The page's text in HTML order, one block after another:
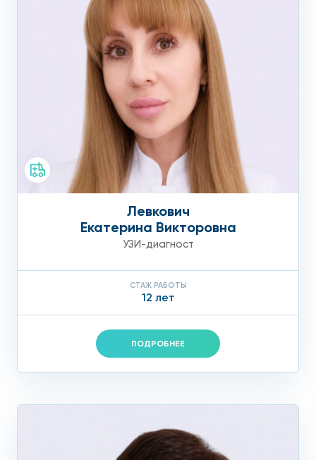
Левкович
Екатерина Викторовна
УЗИ-диагност
СТАЖ РАБОТЫ
12 лет
ПОДРОБНЕЕ